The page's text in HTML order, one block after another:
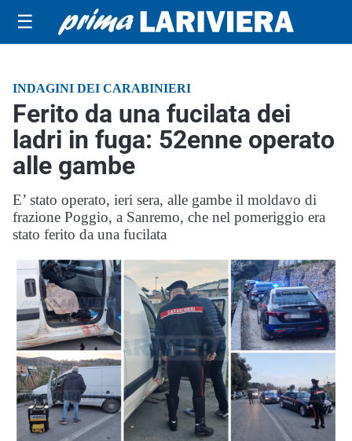
☰
INDAGINI DEI CARABINIERI
Ferito da una fucilata dei
ladri in fuga: 52enne operato
alle gambe
E’ stato operato, ieri sera, alle gambe il moldavo di
frazione Poggio, a Sanremo, che nel pomeriggio era
stato ferito da una fucilata